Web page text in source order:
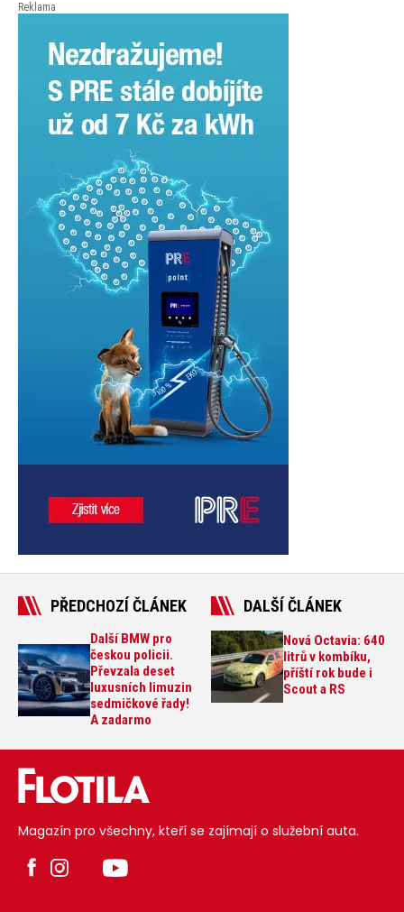
Reklama
PŘEDCHOZÍ ČLÁNEK
Další BMW pro
českou policii.
Převzala deset
luxusních limuzin
sedmičkové řady!
A zadarmo
DALŠÍ ČLÁNEK
Nová Octavia: 640
litrů v kombíku,
příští rok bude i
Scout a RS
Magazín pro všechny, kteří se zajímají o služební auta.